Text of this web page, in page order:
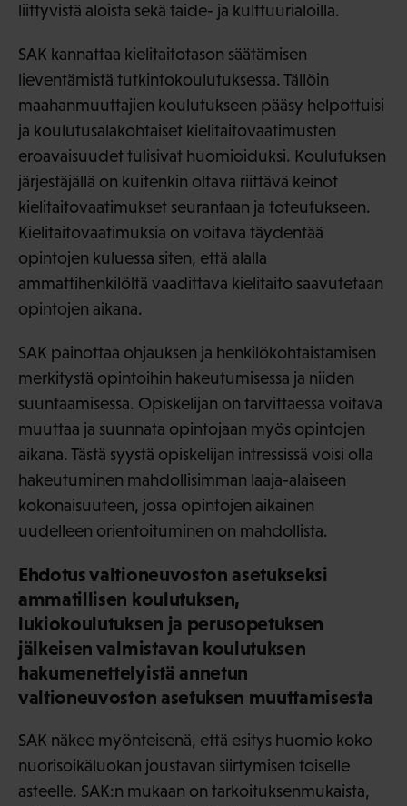
liittyvistä aloista sekä taide- ja kulttuurialoilla.
SAK kannattaa kielitaitotason säätämisen
lieventämistä tutkintokoulutuksessa. Tällöin
maahanmuuttajien koulutukseen pääsy helpottuisi
ja koulutusalakohtaiset kielitaitovaatimusten
eroavaisuudet tulisivat huomioiduksi. Koulutuksen
järjestäjällä on kuitenkin oltava riittävä keinot
kielitaitovaatimukset seurantaan ja toteutukseen.
Kielitaitovaatimuksia on voitava täydentää
opintojen kuluessa siten, että alalla
ammattihenkilöltä vaadittava kielitaito saavutetaan
opintojen aikana.
SAK painottaa ohjauksen ja henkilökohtaistamisen
merkitystä opintoihin hakeutumisessa ja niiden
suuntaamisessa. Opiskelijan on tarvittaessa voitava
muuttaa ja suunnata opintojaan myös opintojen
aikana. Tästä syystä opiskelijan intressissä voisi olla
hakeutuminen mahdollisimman laaja-alaiseen
kokonaisuuteen, jossa opintojen aikainen
uudelleen orientoituminen on mahdollista.
Ehdotus valtioneuvoston asetukseksi
ammatillisen koulutuksen,
lukiokoulutuksen ja perusopetuksen
jälkeisen valmistavan koulutuksen
hakumenettelyistä annetun
valtioneuvoston asetuksen muuttamisesta
SAK näkee myönteisenä, että esitys huomio koko
nuorisoikäluokan joustavan siirtymisen toiselle
asteelle. SAK:n mukaan on tarkoituksenmukaista,